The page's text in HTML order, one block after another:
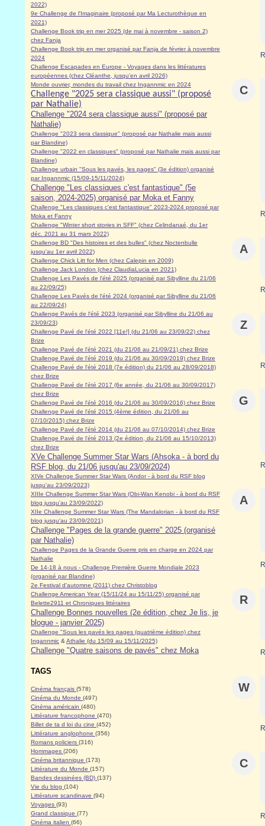
2022)
9e Challenge de l'Imaginaire (proposé par Ma Lecturothèque en
2021)
Challenge Book trip en mer 2025 (de mai à novembre - saison 2)
chez Fanja
Challenge Book trip en mer organisé par Fanja de février à novembre
2024
Challenge Escapades en Europe - Voyages dans les littératures
européennes (chez Cléanthe, jusqu'en avril 2026)
Monde ouvrier, mondes du travail chez Ingannmic en 2024
Challenge "2025 sera classique aussi" (proposé
par Nathalie)
Challenge "2024 sera classique aussi" (proposé par
Nathalie)
Challenge "2023 sera classique" (proposé par Nathalie mais aussi
par Blandine)
Challenge "2022 en classiques" (proposé par Nathalie mais aussi par
Blandine)
Challenge urbain "Sous les pavés, les pages" (3e édition) organisé
par Ingannmic (15/09-15/11/2024)
Challenge "Les classiques c'est fantastique" (5e
saison, 2024-2025) organisé par Moka et Fanny
Challenge "Les classiques c'est fantastique" 2023-2024 proposé par
Moka et Fanny
Challenge "Winter short stories in SFF" (chez Celindanaé, du 1er
déc. 2021 au 31 mars 2022)
Challenge BD "Des histoires et des bulles" (chez Noctenbulle
jusqu'au 1er avril 2022)
Challenge Chick Litt for Men (chez Calepin en 2009)
Challenge Jack London (chez ClaudiaLucia en 2021)
Challenge Les Pavés de l'été 2025 (organisé par Sibylline du 21/06
au 22/09/25)
Challenge Les Pavés de l'été 2024 (organisé par Sibylline du 21/06
au 22/09/24)
Challenge Pavés de l'été 2023 (organisé par Sibylline du 21/06 au
23/09/23)
Challenge Pavé de l'été 2022 [11e!] (du 21/06 au 23/09/22) chez
Brize
Challenge Pavé de l'été 2021 (du 21/06 au 21/09/21) chez Brize
Challenge Pavé de l'été 2019 (du 21/06 au 30/09/2019) chez Brize
Challenge Pavé de l'été 2018 (7e édition) du 21/06 au 28/09/2018)
chez Brize
Challenge Pavé de l'été 2017 (6e année, du 21/06 au 30/09/2017)
chez Brize
Challenge Pavé de l'été 2016 (du 21/06 au 30/09/2016) chez Brize
Challenge Pavé de l'été 2015 (4ème édition, du 21/06 au
07/10/2015) chez Brize
Challenge Pavé de l'été 2014 (du 21/06 au 07/10/2014) chez Brize
Challenge Pavé de l'été 2013 (2e édition, du 21/06 au 15/10/2013)
chez Brize
XVe Challenge Summer Star Wars (Ahsoka - à bord du
RSF blog, du 21/06 jusqu'au 23/09/2024)
XIVe Challenge Summer Star Wars (Andor - à bord du RSF blog
jusqu'au 23/09/2023)
XIIIe Challenge Summer Star Wars (Obi-Wan Kenobi - à bord du RSF
blog jusqu'au 23/09/2022)
XIIe Challenge Summer Star Wars (The Mandalorian - à bord du RSF
blog jusqu'au 23/09/2021)
Challenge "Pages de la grande guerre" 2025 (organisé
par Nathalie)
Challenge Pages de la Grande Guerre pris en charge en 2024 par
Nathalie
De 14-18 à nous - Challenge Première Guerre Mondiale 2023
(organisé par Blandine)
2e Festival d'automne (2011) chez Christoblog
Challenge American Year (15/11/24 au 15/11/25) organisé par
Belette2911 et Chroniques littéraires
Challenge Bonnes nouvelles (2e édition, chez Je lis, je
blogue - janvier 2025)
Challenge "Sous les pavés les pages (quatrième édition) chez
Ingannmic & Athalie (du 15/09 au 15/11/2025)
Challenge "Quatre saisons de pavés" chez Moka
TAGS
Cinéma français (578)
Cinéma du Monde (497)
Cinéma américain (480)
Littérature francophone (470)
Billet de ta d loi du cine (452)
Littérature anglophone (356)
Romans policiers (316)
Hommages (206)
Cinéma britannique (173)
Littérature du Monde (157)
Bandes dessinées (BD) (137)
Vie du blog (104)
Littérature scandinave (94)
Voyages (93)
Grand classique (77)
Cinéma italien (66)
C
A
Z
G
A
R
W
C